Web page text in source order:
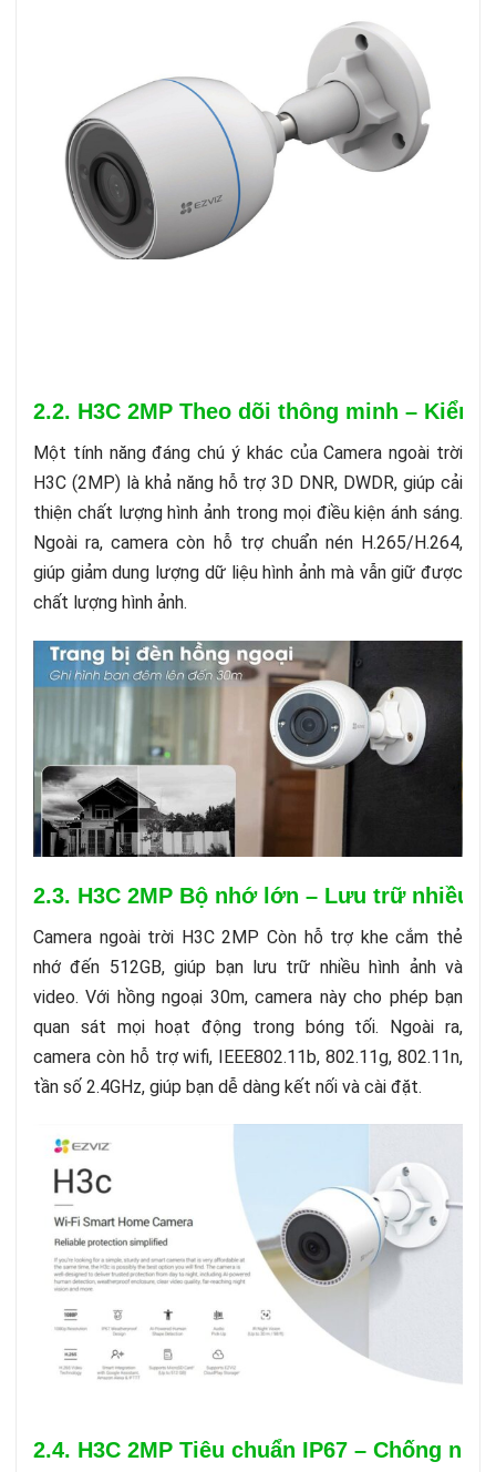
2.2. H3C 2MP Theo dõi thông minh – Kiểm
Một tính năng đáng chú ý khác của Camera ngoài trời
H3C (2MP) là khả năng hỗ trợ 3D DNR, DWDR, giúp cải
thiện chất lượng hình ảnh trong mọi điều kiện ánh sáng.
Ngoài ra, camera còn hỗ trợ chuẩn nén H.265/H.264,
giúp giảm dung lượng dữ liệu hình ảnh mà vẫn giữ được
chất lượng hình ảnh.
2.3. H3C 2MP Bộ nhớ lớn – Lưu trữ nhiều
Camera ngoài trời H3C 2MP Còn hỗ trợ khe cắm thẻ
nhớ đến 512GB, giúp bạn lưu trữ nhiều hình ảnh và
video. Với hồng ngoại 30m, camera này cho phép bạn
quan sát mọi hoạt động trong bóng tối. Ngoài ra,
camera còn hỗ trợ wifi, IEEE802.11b, 802.11g, 802.11n,
tần số 2.4GHz, giúp bạn dễ dàng kết nối và cài đặt.
2.4. H3C 2MP Tiêu chuẩn IP67 – Chống